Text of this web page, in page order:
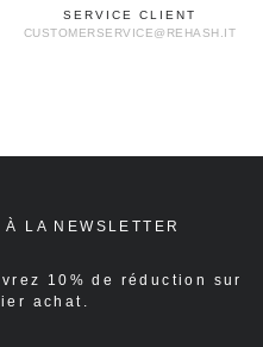
SERVICE CLIENT
CUSTOMERSERVICE@REHASH.IT
LA NEWSLETTER
10% de réduction sur
achat.